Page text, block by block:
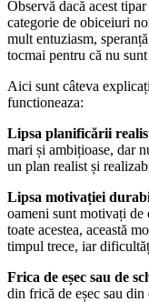
Observă dacă acest
categorie de obiceiuri
mult entuziasm,
tocmai pentru că nu
Aici sunt câteva
functioneaza:
Lipsa planificării
mari și ambițioase, dar
un plan realist și
Lipsa motivației
oameni sunt motivați
toate acestea, această
timpul trece, iar
Frica de eșec sau de
din frică de eșec sau